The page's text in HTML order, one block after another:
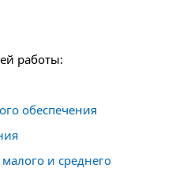
работы:
обеспечения
и среднего